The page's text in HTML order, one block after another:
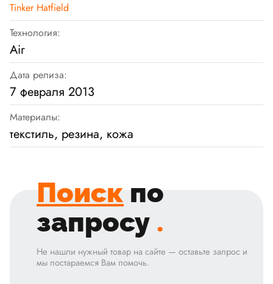
Tinker Hatfield
Технология:
Air
Дата релиза:
7 февраля 2013
Материалы:
текстиль, резина, кожа
Поиск по
запросу .
Не нашли нужный товар на сайте — оставьте запрос и
мы постараемся Вам помочь.